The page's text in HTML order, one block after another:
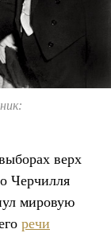
верх
Черчилля
мировую
речи